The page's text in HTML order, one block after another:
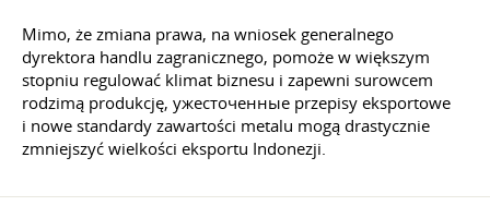
Mimo, że zmiana prawa, na wniosek generalnego
dyrektora handlu zagranicznego, pomoże w większym
stopniu regulować klimat biznesu i zapewni surowcem
rodzimą produkcję, ужесточенные przepisy eksportowe
i nowe standardy zawartości metalu mogą drastycznie
zmniejszyć wielkości eksportu Indonezji.